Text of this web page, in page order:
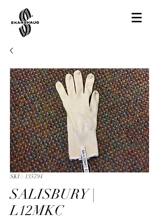
SKU: 135794
SALISBURY |
L12MKC